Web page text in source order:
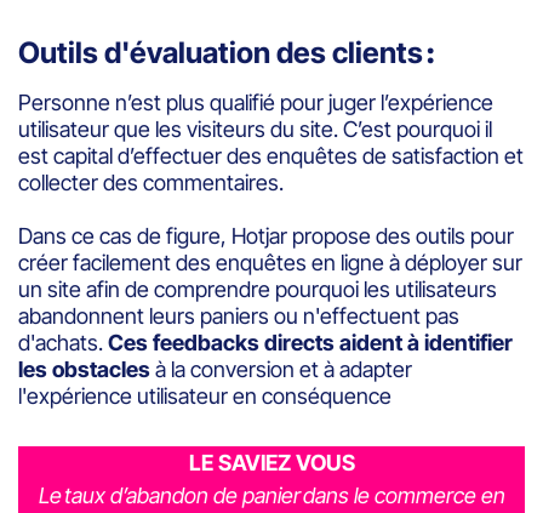
Outils d'évaluation des clients:
Personne n’est plus qualifié pour juger l’expérience
utilisateur que les visiteurs du site. C’est pourquoi il
est capital d’effectuer des enquêtes de satisfaction et
collecter des commentaires.
Dans ce cas de figure, Hotjar propose des outils pour
créer facilement des enquêtes en ligne à déployer sur
un site afin de comprendre pourquoi les utilisateurs
abandonnent leurs paniers ou n'effectuent pas
d'achats.Ces feedbacks directs aident à identifier
les obstaclesà la conversion et à adapter
l'expérience utilisateur en conséquence
LE SAVIEZ VOUS
Le taux d’abandon de panier dans le commerce en